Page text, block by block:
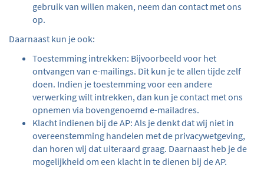
gebruik van willen maken, neem dan contact met ons
op.
Daarnaast kun je ook:
Toestemming intrekken: Bijvoorbeeld voor het
ontvangen van e-mailings. Dit kun je te allen tijde zelf
doen. Indien je toestemming voor een andere
verwerking wilt intrekken, dan kun je contact met ons
opnemen via bovengenoemd e-mailadres.
Klacht indienen bij de AP: Als je denkt dat wij niet in
overeenstemming handelen met de privacywetgeving,
dan horen wij dat uiteraard graag. Daarnaast heb je de
mogelijkheid om een klacht in te dienen bij de AP.